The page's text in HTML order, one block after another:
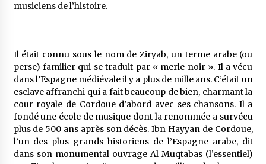
musiciens de l’histoire.
Il était connu sous le nom de Ziryab, un terme arabe (ou
perse) familier qui se traduit par « merle noir ». Il a vécu
dans l’Espagne médiévale il y a plus de mille ans. C’était un
esclave affranchi qui a fait beaucoup de bien, charmant la
cour royale de Cordoue d’abord avec ses chansons. Il a
fondé une école de musique dont la renommée a survécu
plus de 500 ans après son décès. Ibn Hayyan de Cordoue,
l’un des plus grands historiens de l’Espagne arabe, dit
dans son monumental ouvrage Al Muqtabas (l’essentiel)